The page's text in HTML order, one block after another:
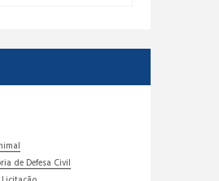
de Defesa Civil